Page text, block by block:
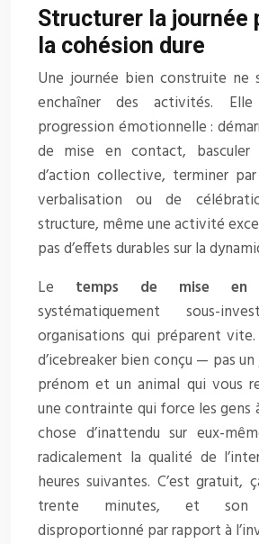
Structurer la journée
la cohésion dure
Une journée bien construite ne
enchaîner des activités.
progression émotionnelle :
de mise en contact,
d’action collective, terminer
verbalisation ou de
structure, même une activité
pas d’effets durables sur la
Le temps de mise en
systématiquement sous-
organisations qui préparent
d’icebreaker bien conçu — pas
prénom et un animal qui vous
une contrainte qui force les gens
chose d’inattendu sur eux-
radicalement la qualité de
heures suivantes. C’est gratuit,
trente minutes, et
disproportionné par rapport à